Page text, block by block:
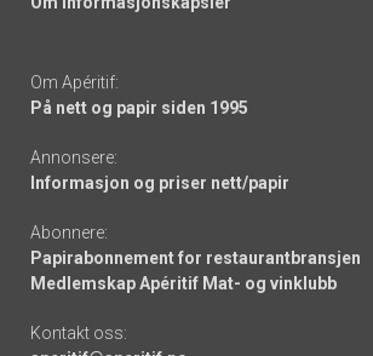
Om Apéritif:
På nett og papir siden 1995
Annonsere:
Informasjon og priser nett/papir
Abonnere:
Papirabonnement for restaurantbransjen
Medlemskap Apéritif Mat- og vinklubb
Kontakt oss: